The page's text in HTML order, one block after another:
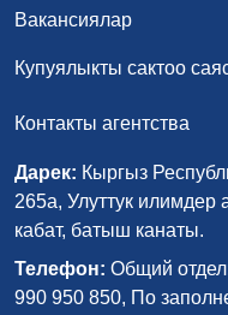
Вакансиялар
Купуялыкты сактоо
Контакты агентства
Дарек: Кыргыз
265а, Улуттук
кабат, батыш канаты.
Телефон: Общий
990 950 850, По